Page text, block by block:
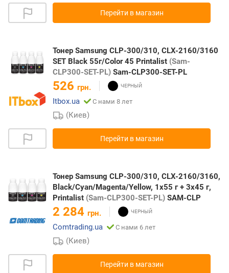
Перейти в магазин
Тонер Samsung CLP-300/310, CLX-2160/3160
SET Black 55г/Сolor 45 Printalist (Sam-
CLP300-SET-PL) Sam-CLP300-SET-PL
526 грн.
Itbox.ua
С нами 8 лет
(Киев)
Перейти в магазин
Тонер Samsung CLP-300/310, CLX-2160/3160,
Black/Cyan/Magenta/Yellow, 1x55 г + 3x45 г,
Printalist (Sam-CLP300-SET-PL) SAM-CLP
2 284 грн.
Comtrading.ua
С нами 6 лет
(Киев)
Перейти в магазин